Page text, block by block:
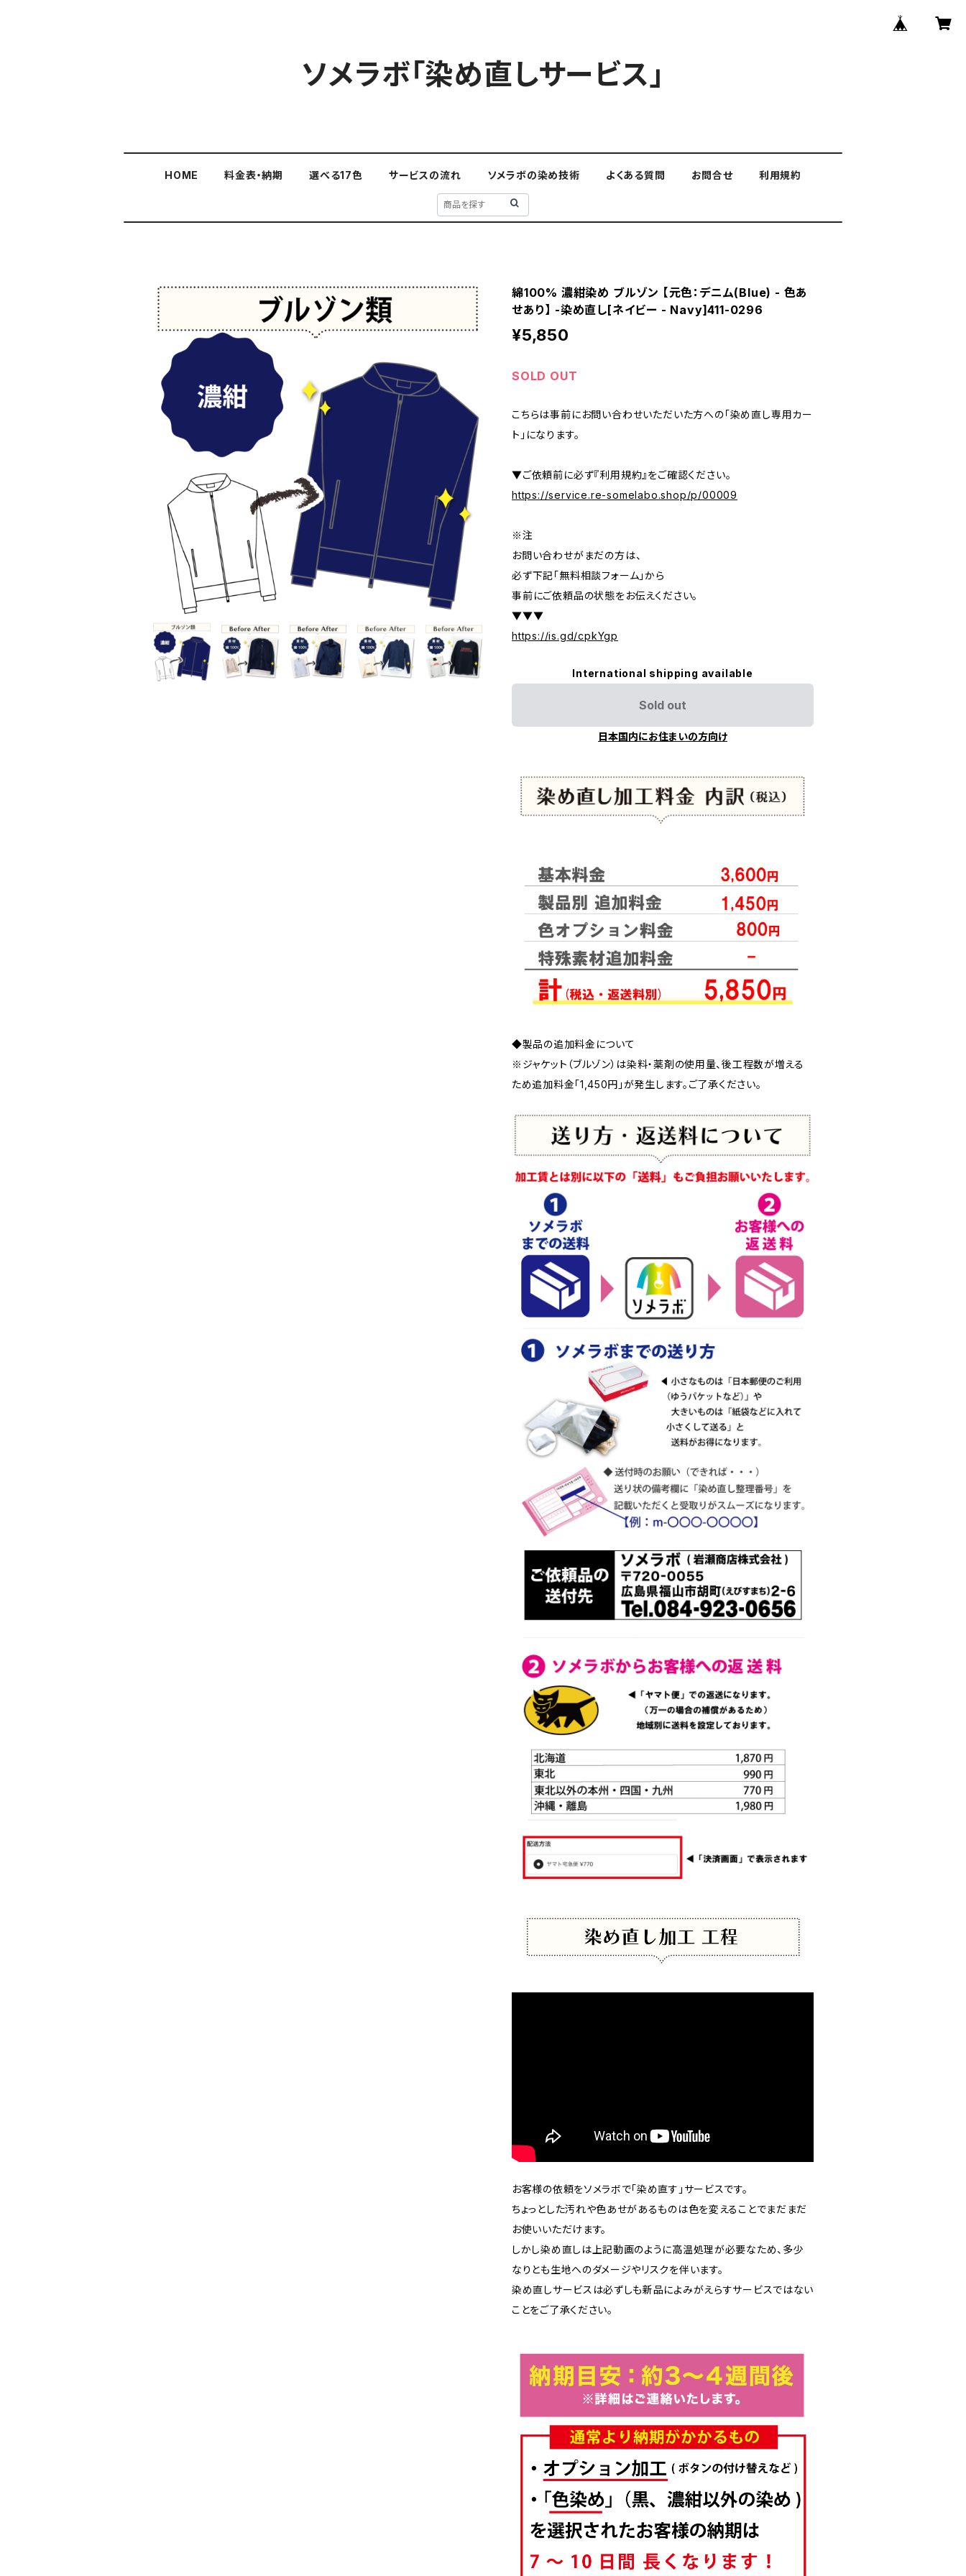
ソメラボ「染め直しサービス」
HOME 料金表・納期 選べる17色 サービスの流れ ソメラボの染め技術 よくある質問 お問合せ 利用規約
綿100% 濃紺染め ブルゾン 【元色：デニム(Blue) - 色あ
せあり】 -染め直し[ネイビー - Navy]411-0296
¥5,850
SOLD OUT
こちらは事前にお問い合わせいただいた方への「染め直し専用カー
ト」になります。
▼ご依頼前に必ず『利用規約』をご確認ください。
https://service.re-somelabo.shop/p/00009
※注
お問い合わせがまだの方は、
必ず下記「無料相談フォーム」から
事前にご依頼品の状態をお伝えください。
▼▼▼
https://is.gd/cpkYgp
International shipping available
Sold out
日本国内にお住まいの方向け
◆製品の追加料金について
※ジャケット（ブルゾン）は染料・薬剤の使用量、後工程数が増える
ため追加料金「1,450円」が発生します。ご了承ください。
お客様の依頼をソメラボで「染め直す」サービスです。
ちょっとした汚れや色あせがあるものは色を変えることでまだまだ
お使いいただけます。
しかし染め直しは上記動画のように高温処理が必要なため、多少
なりとも生地へのダメージやリスクを伴います。
染め直しサービスは必ずしも新品によみがえらすサービスではない
ことをご了承ください。